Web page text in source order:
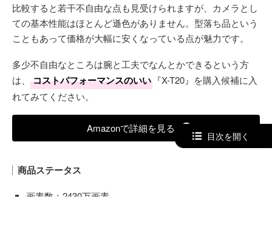
比較すると若干不自由な点も見受けられますが、カメラとし
ての基本性能はほとんど遜色がありません。型落ち品という
こともあって価格が大幅に安くなっている点が魅力です。
多少不自由なところは腕と工夫でなんとかできるという方
は、
コストパフォーマンスのいい 『X-T20』を購入候補に入
れてみてください。
Amazonで詳細を見る
商品ステータス
画素数：2430万画素
目次を開く